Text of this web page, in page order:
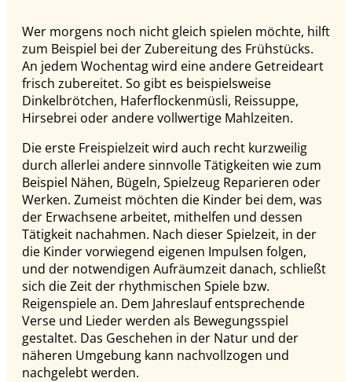
Wer morgens noch nicht gleich spielen möchte, hilft
zum Beispiel bei der Zubereitung des Frühstücks.
An jedem Wochentag wird eine andere Getreideart
frisch zubereitet. So gibt es beispielsweise
Dinkelbrötchen, Haferflockenmüsli, Reissuppe,
Hirsebrei oder andere vollwertige Mahlzeiten.
Die erste Freispielzeit wird auch recht kurzweilig
durch allerlei andere sinnvolle Tätigkeiten wie zum
Beispiel Nähen, Bügeln, Spielzeug Reparieren oder
Werken. Zumeist möchten die Kinder bei dem, was
der Erwachsene arbeitet, mithelfen und dessen
Tätigkeit nachahmen. Nach dieser Spielzeit, in der
die Kinder vorwiegend eigenen Impulsen folgen,
und der notwendigen Aufräumzeit danach, schließt
sich die Zeit der rhythmischen Spiele bzw.
Reigenspiele an. Dem Jahreslauf entsprechende
Verse und Lieder werden als Bewegungsspiel
gestaltet. Das Geschehen in der Natur und der
näheren Umgebung kann nachvollzogen und
nachgelebt werden.